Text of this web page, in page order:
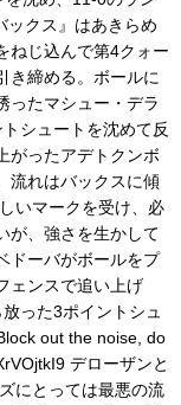
ックス』はあきらめ
ねじ込んで第4クォー
き締める。ボールに
ったマシュー・デラ
シュートを沈めて反
がったアデトクンボ
流れはバックスに傾
いマークを受け、必
が、強さを生かして
ドーバがボールをプ
ェンスで追い上げ
った3ポイントシュ
out the noise, do
デローザンと
にとっては最悪の流